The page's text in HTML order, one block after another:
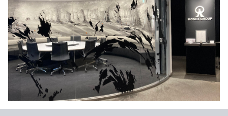
就活成功ガイド
プラン
個人向けプラン
法人向けプラン
学校向けプラン
note